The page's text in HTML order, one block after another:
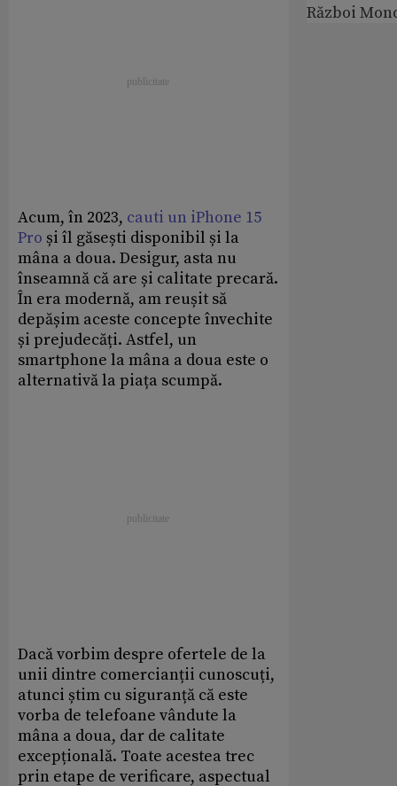
Acum, în 2023, cauti un iPhone 15
Pro și îl găsești disponibil și la
mâna a doua. Desigur, asta nu
înseamnă că are și calitate precară.
În era modernă, am reușit să
depășim aceste concepte învechite
și prejudecăți. Astfel, un
smartphone la mâna a doua este o
alternativă la piața scumpă.
Dacă vorbim despre ofertele de la
unii dintre comercianții cunoscuți,
atunci știm cu siguranță că este
vorba de telefoane vândute la
mâna a doua, dar de calitate
excepțională. Toate acestea trec
prin etape de verificare, aspectual
Război